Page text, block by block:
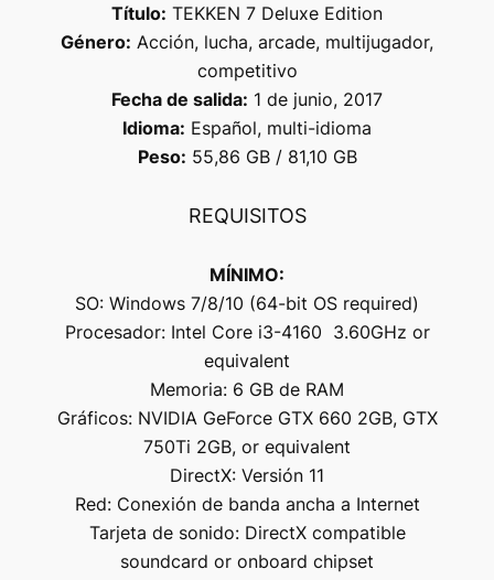
Título: TEKKEN 7 Deluxe Edition
Género: Acción, lucha, arcade, multijugador,
competitivo
Fecha de salida: 1 de junio, 2017
Idioma: Español, multi-idioma
Peso: 55,86 GB / 81,10 GB
REQUISITOS
MÍNIMO:
SO: Windows 7/8/10 (64-bit OS required)
Procesador: Intel Core i3-4160 3.60GHz or
equivalent
Memoria: 6 GB de RAM
Gráficos: NVIDIA GeForce GTX 660 2GB, GTX
750Ti 2GB, or equivalent
DirectX: Versión 11
Red: Conexión de banda ancha a Internet
Tarjeta de sonido: DirectX compatible
soundcard or onboard chipset